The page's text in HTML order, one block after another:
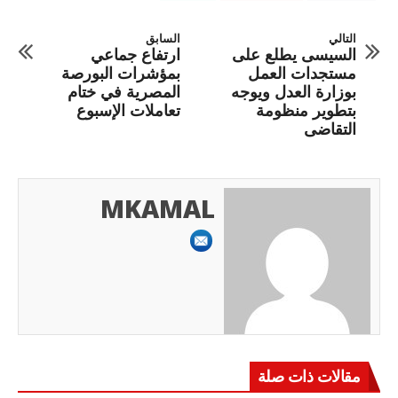
السابق
ارتفاع جماعي
بمؤشرات البورصة
المصرية في ختام
تعاملات الإسبوع
التالي
السيسى يطلع على
مستجدات العمل
بوزارة العدل ويوجه
بتطوير منظومة
التقاضى
MKAMAL
مقالات ذات صلة